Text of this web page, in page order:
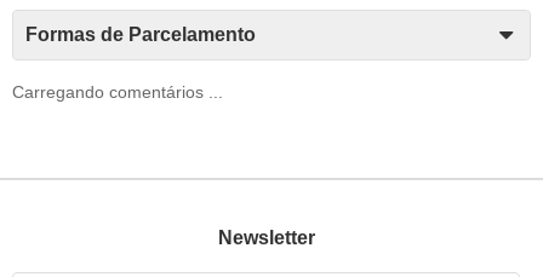
Formas de Parcelamento
Carregando comentários ...
Newsletter